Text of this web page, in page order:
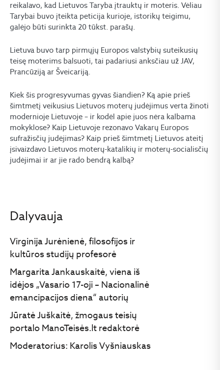
Dalyvauja
Virginija Jurėnienė, filosofijos ir
kultūros studijų profesorė
Margarita Jankauskaitė, viena iš
idėjos „Vasario 17-oji – Nacionalinė
emancipacijos diena“ autorių
Jūratė Juškaitė, žmogaus teisių
portalo ManoTeisės.lt redaktorė
Moderatorius: Karolis Vyšniauskas
reikalavo, kad Lietuvos Taryba įtrauktų ir moteris. Vėliau
Tarybai buvo įteikta peticija kurioje, istorikų teigimu,
galėjo būti surinkta 20 tūkst. parašų.
Lietuva buvo tarp pirmųjų Europos valstybių suteikusių
teisę moterims balsuoti, tai padariusi anksčiau už JAV,
Prancūziją ar Šveicariją.
Kiek šis progresyvumas gyvas šiandien? Ką apie prieš
šimtmetį veikusius Lietuvos moterų judėjimus verta žinoti
modernioje Lietuvoje – ir kodėl apie juos nėra kalbama
mokyklose? Kaip Lietuvoje rezonavo Vakarų Europos
sufražisčių judėjimas? Kaip prieš šimtmetį Lietuvos ateitį
įsivaizdavo Lietuvos moterų-katalikių ir moterų-socialisčių
judėjimai ir ar jie rado bendrą kalbą?